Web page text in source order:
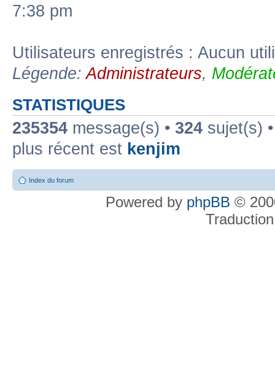
7:38 pm
Utilisateurs enregistrés : Aucun
Légende:Administrateurs,
STATISTIQUES
235354 message(s) • 324 sujet(s)
plus récent est kenjim
Index du forum
Powered by phpBB ©